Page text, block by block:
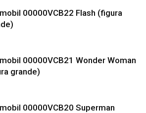
00000VCB22 Flash (figura
00000VCB21 Wonder Woman
grande)
00000VCB20 Superman